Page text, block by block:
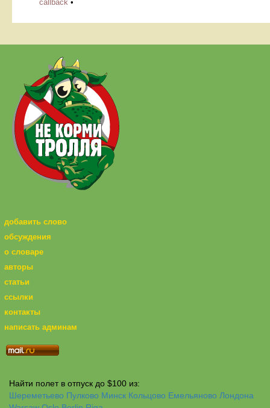
callback •
добавить слово
обсуждения
о словаре
авторы
статьи
ссылки
контакты
написать админам
Найти полет в отпуск до $100 из:
Шереметьево Пулково Минск Кольцово Емельяново Лондона